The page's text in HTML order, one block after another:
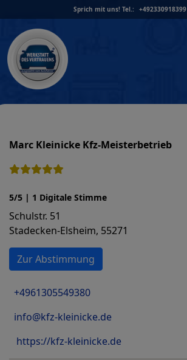
to
content
Sprich mit uns! Tel.: +492330918399
Marc Kleinicke Kfz-Meisterbetrieb
5/5 | 1 Digitale Stimme
Schulstr. 51
Stadecken-Elsheim, 55271
Zur Abstimmung
+4961305549380
info@kfz-kleinicke.de
https://kfz-kleinicke.de